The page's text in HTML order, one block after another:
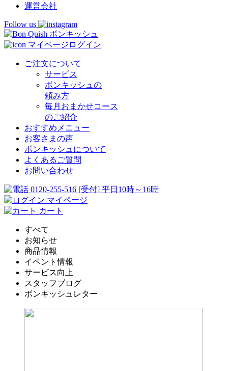
運営会社
Follow us
マイページログイン
ご注文について
サービス
ボンキッシュの
頼み方
毎月おまかせコース
のご紹介
おすすめメニュー
お客さまの声
ボンキッシュについて
よくあるご質問
お問い合わせ
0120-255-516 [受付] 平日10時～16時
マイページ
カート
すべて
お知らせ
商品情報
イベント情報
サービス向上
スタッフブログ
ボンキッシュレター